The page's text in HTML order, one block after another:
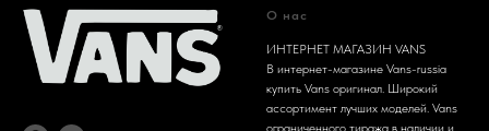
О нас
ИНТЕРНЕТ МАГАЗИН VANS
В интернет-магазине Vans-russia
купить Vans оригинал. Широкий
ассортимент лучших моделей. Vans
ограниченного тиража в наличии и